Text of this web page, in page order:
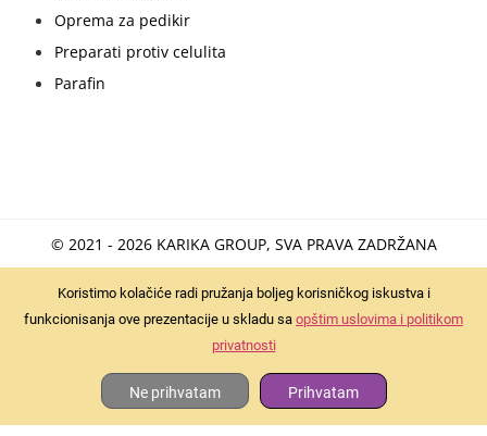
Oprema za pedikir
Preparati protiv celulita
Parafin
© 2021 - 2026 KARIKA GROUP, SVA PRAVA ZADRŽANA
Koristimo kolačiće radi pružanja boljeg korisničkog iskustva i
funkcionisanja ove prezentacije u skladu sa opštim uslovima i politikom
privatnosti
Ne prihvatam Prihvatam